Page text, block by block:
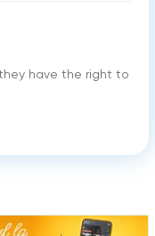
have the right to